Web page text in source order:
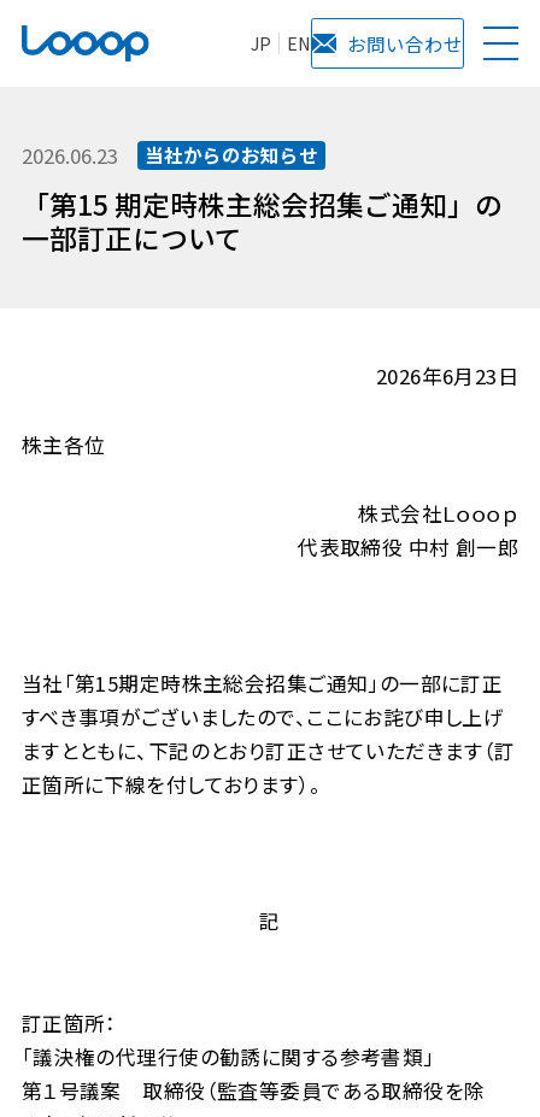
JP EN お問い合わせ
2026.06.23 当社からのお知らせ
「第15 期定時株主総会招集ご通知」の
一部訂正について
2026年6月23日
株主各位
株式会社Ｌｏｏｏｐ
代表取締役 中村 創一郎
当社「第15期定時株主総会招集ご通知」の一部に訂正
すべき事項がございましたので、ここにお詫び申し上げ
ますとともに、下記のとおり訂正させていただきます（訂
正箇所に下線を付しております）。
記
訂正箇所：
「議決権の代理行使の勧誘に関する参考書類」
第１号議案 取締役（監査等委員である取締役を除